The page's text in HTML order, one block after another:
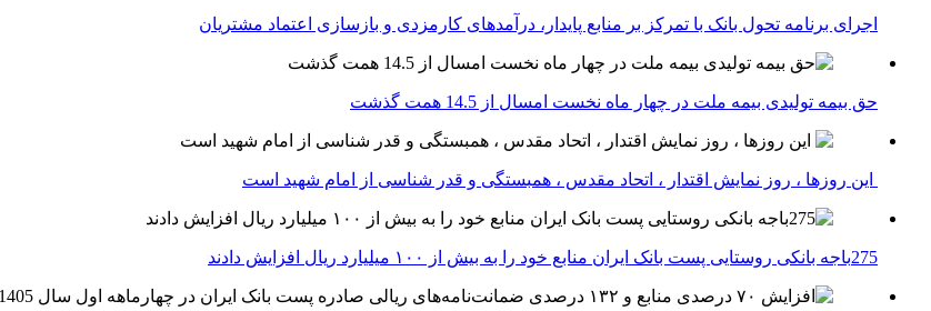
اجرای برنامه تحول بانک با تمرکز بر منابع پایدار، درآمدهای کارمزدی و بازسازی اعتماد مشتریان
حق بیمه تولیدی بیمه ملت در چهار ماه نخست امسال از 14.5 همت گذشت
این روزها ، روز نمایش اقتدار ، اتحاد مقدس ، همبستگی و قدر شناسی از امام شهید است
275باجه بانکی روستایی پست بانک ایران منابع خود را به بیش از ۱۰۰ میلیارد ریال افزایش دادند